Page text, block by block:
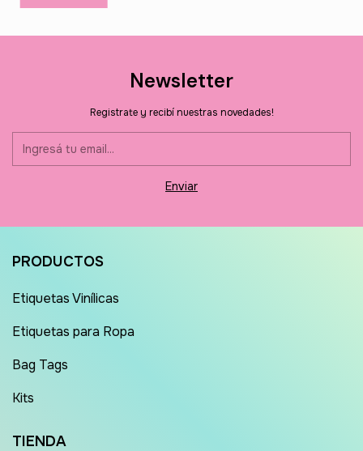
Newsletter
Registrate y recibí nuestras novedades!
PRODUCTOS
Etiquetas Vinílicas
Etiquetas para Ropa
Bag Tags
Kits
TIENDA